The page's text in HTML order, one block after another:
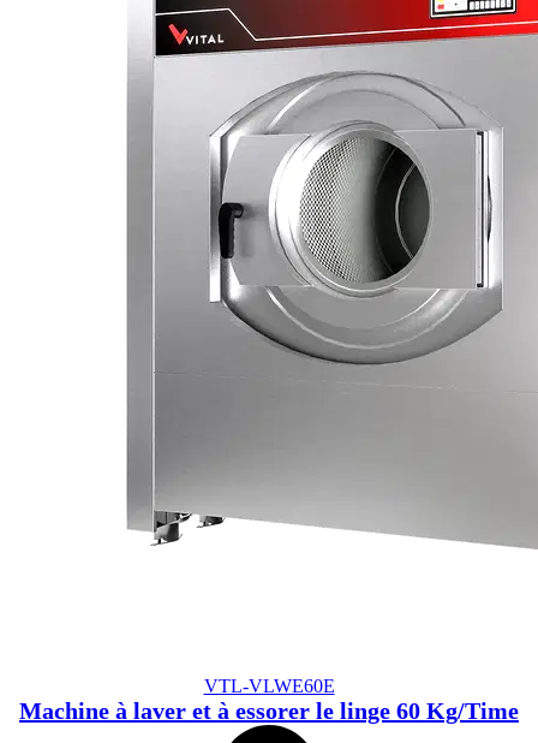
VTL-VLWE60E
Machine à laver et à essorer le linge 60 Kg/Time